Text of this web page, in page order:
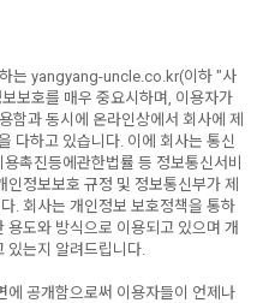
는 yangyang-uncle.co.kr(이하 "사
보호를 매우 중요시하며, 이용자가
함과 동시에 온라인상에서 회사에 제
다하고 있습니다. 이에 회사는 통신
촉진등에관한법률 등 정보통신서비
정보보호 규정 및 정보통신부가 제
. 회사는 개인정보 보호정책을 통하
용도와 방식으로 이용되고 있으며 개
있는지 알려드립니다.
에 공개함으로써 이용자들이 언제나